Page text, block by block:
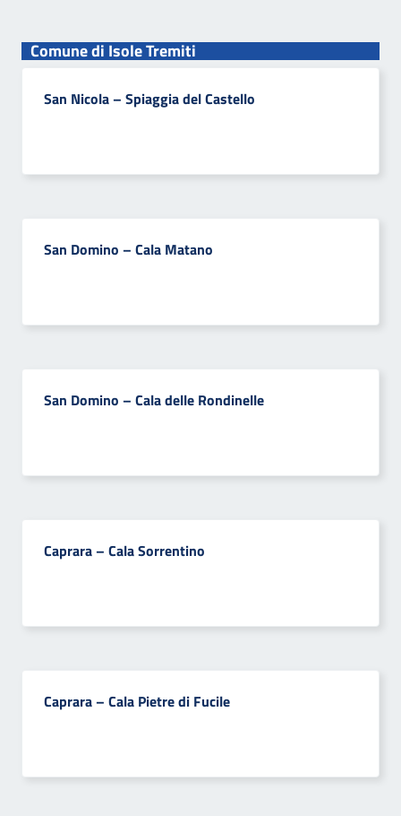
Comune di Isole Tremiti
San Nicola – Spiaggia del Castello
San Domino – Cala Matano
San Domino – Cala delle Rondinelle
Caprara – Cala Sorrentino
Caprara – Cala Pietre di Fucile